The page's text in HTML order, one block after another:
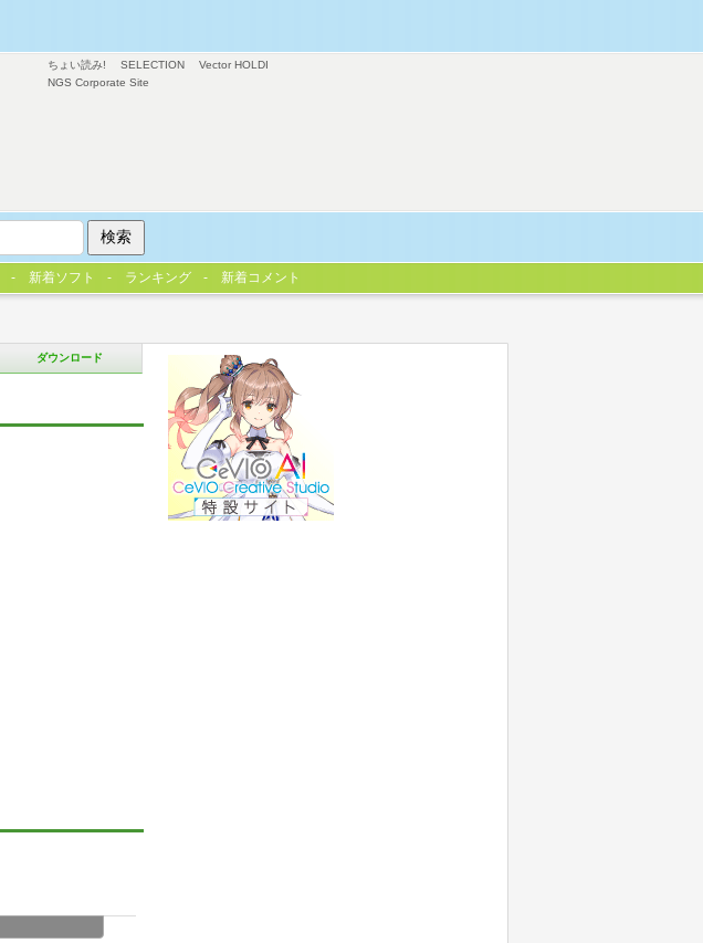
ダウンロード
ちょい読み! SELECTION
Vector HOLDI
NGS Corporate Site
新着ソフト ランキング 新着コメント